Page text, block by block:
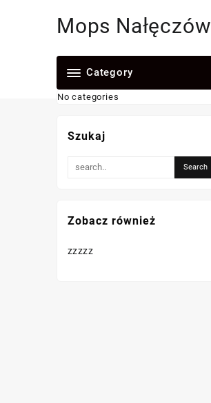
Mops Nałęczów
Category
No categories
Szukaj
Zobacz również
zzzzz